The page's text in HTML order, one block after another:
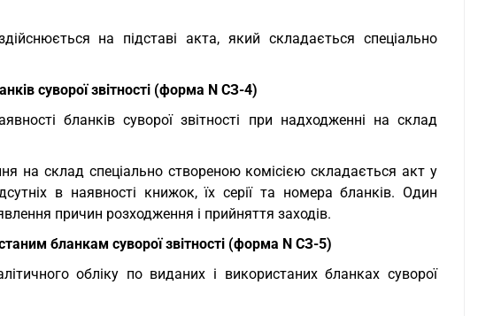
на підставі акта, який складається спеціально
суворої звітності (форма N СЗ-4)
бланків суворої звітності при надходженні на склад
на склад спеціально створеною комісією складається акт у
в наявності книжок, їх серії та номера бланків. Один
причин розходження і прийняття заходів.
бланкам суворої звітності (форма N СЗ-5)
обліку по виданих і використаних бланках суворої